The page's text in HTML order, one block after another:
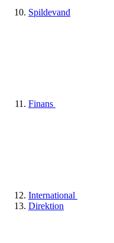
Spildevand
Finans
International
Direktion